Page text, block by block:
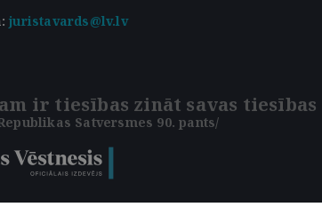
juristavards@lv.lv
ir tiesības zināt savas tiesības
Satversmes 90. pants/